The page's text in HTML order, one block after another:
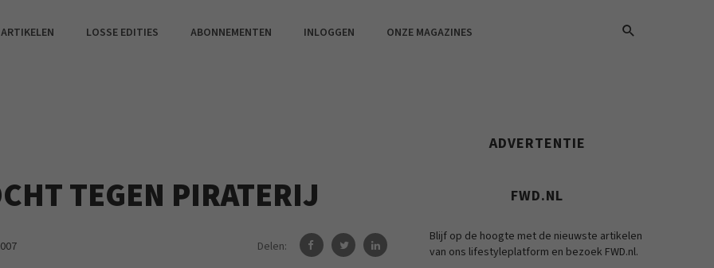
LOSSE EDITIES ABONNEMENTEN INLOGGEN ONZE MAGAZINES
TEGEN PIRATERIJ
Delen:
ADVERTENTIE
FWD.NL
Blijf op de hoogte met de nieuwste artikelen
van ons lifestyleplatform en bezoek FWD.nl.